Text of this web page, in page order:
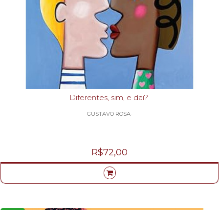
Diferentes, sim, e dai?
GUSTAVO ROSA-
R$72,00